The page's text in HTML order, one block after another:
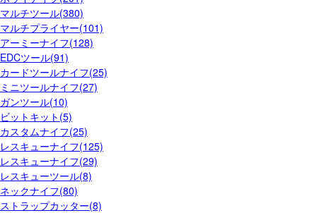
マルチツール(380)
マルチプライヤー(101)
アーミーナイフ(128)
EDCツール(91)
カードツールナイフ(25)
ミニツールナイフ(27)
ガンツール(10)
ビットキット(5)
カスタムナイフ(25)
レスキューナイフ(125)
レスキューナイフ(29)
レスキューツール(8)
ネックナイフ(80)
ストラップカッター(8)